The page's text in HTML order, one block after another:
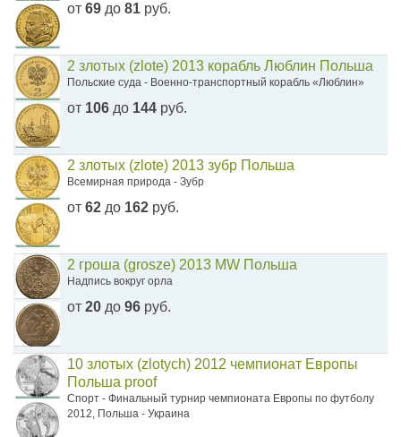
от 69 до 81 руб.
2 злотых (zlote) 2013 корабль Люблин Польша
Польские суда - Военно-транспортный корабль «Люблин»
от 106 до 144 руб.
2 злотых (zlote) 2013 зубр Польша
Всемирная природа - Зубр
от 62 до 162 руб.
2 гроша (grosze) 2013 MW Польша
Надпись вокруг орла
от 20 до 96 руб.
10 злотых (zlotych) 2012 чемпионат Европы
Польша proof
Спорт - Финальный турнир чемпионата Европы по футболу
2012, Польша - Украина